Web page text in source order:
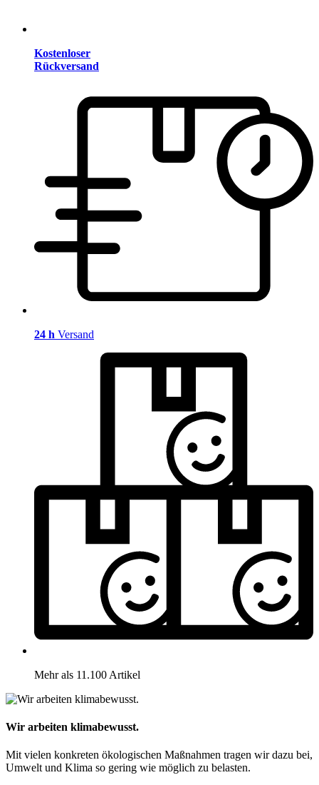
Kostenloser
Rückversand
24 h Versand
Mehr als 11.100 Artikel
Wir arbeiten klimabewusst.
Mit vielen konkreten ökologischen Maßnahmen tragen wir dazu bei,
Umwelt und Klima so gering wie möglich zu belasten.